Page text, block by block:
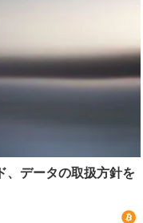
、データの取扱方針を